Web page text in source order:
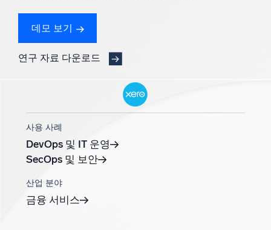
플랫폼
모니터링, 문제 해결, 자동화 및 방어
독자 알고리즘, 머신러닝 및 생성형 AI
지능형 보안 운영
SIEM
위협을 더 빠르게 발견하고 더 똑똑하게 대응
보안을 위한 로그
강력한 로그 가시성으로 클라우드 보안 강화
데모 보기
연구 자료 다운로드
사용 사례
DevOps 및 IT 운영
SecOps 및 보안
산업 분야
금융 서비스